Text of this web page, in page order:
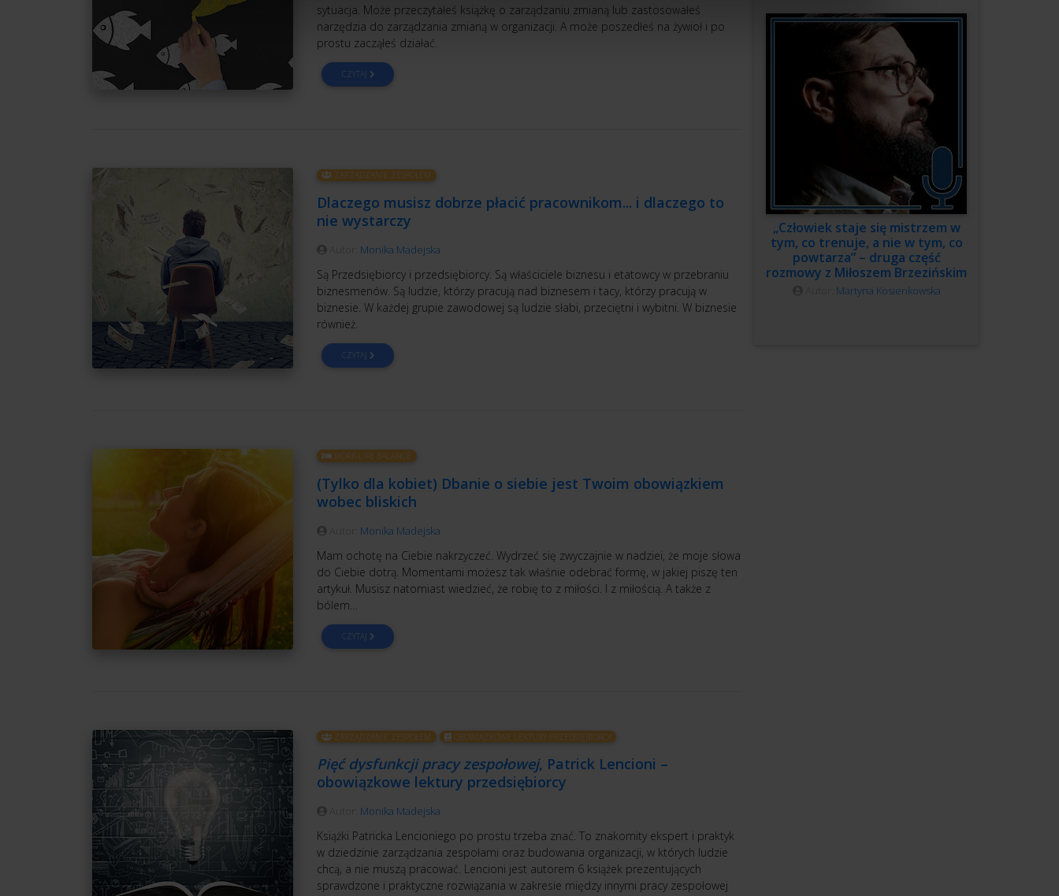
sytuacja. Może przeczytałeś książkę o zarządzaniu zmianą lub zastosowałeś
narzędzia do zarządzania zmianą w organizacji. A może poszedłeś na żywioł i po
prostu zacząłeś działać.
CZYTAJ
ZARZĄDZANIE ZESPOŁEM
Dlaczego musisz dobrze płacić pracownikom... i dlaczego to
nie wystarczy
Monika Madejska
Są Przedsiębiorcy i przedsiębiorcy. Są właściciele biznesu i etatowcy w przebraniu
biznesmenów. Są ludzie, którzy pracują nad biznesem i tacy, którzy pracują w
biznesie. W każdej grupie zawodowej są ludzie słabi, przeciętni i wybitni. W biznesie
również.
CZYTAJ
WORK-LIFE BALANCE
(Tylko dla kobiet) Dbanie o siebie jest Twoim obowiązkiem
wobec bliskich
Monika Madejska
Mam ochotę na Ciebie nakrzyczeć. Wydrzeć się zwyczajnie w nadziei, że moje słowa
do Ciebie dotrą. Momentami możesz tak właśnie odebrać formę, w jakiej piszę ten
artykuł. Musisz natomiast wiedzieć, że robię to z miłości. I z miłością. A także z
bólem…
CZYTAJ
ZARZĄDZANIE ZESPOŁEM OBOWIĄZKOWE LEKTURY PRZEDSIĘBIORCY
Pięć dysfunkcji pracy zespołowej, Patrick Lencioni –
obowiązkowe lektury przedsiębiorcy
Monika Madejska
Książki Patricka Lencioniego po prostu trzeba znać. To znakomity ekspert i praktyk
w dziedzinie zarządzania zespołami oraz budowania organizacji, w których ludzie
chcą, a nie muszą pracować. Lencioni jest autorem 6 książek prezentujących
sprawdzone i praktyczne rozwiązania w zakresie między innymi pracy zespołowej
„Człowiek staje się mistrzem w
tym, co trenuje, a nie w tym, co
powtarza” – druga część
rozmowy z Miłoszem Brzezińskim
Martyna Kosienkowska